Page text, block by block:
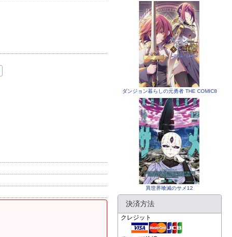
ダンジョン暮らしの元勇者 THE COMIC8
異世界喰滅のサメ12
決済方法
クレジット